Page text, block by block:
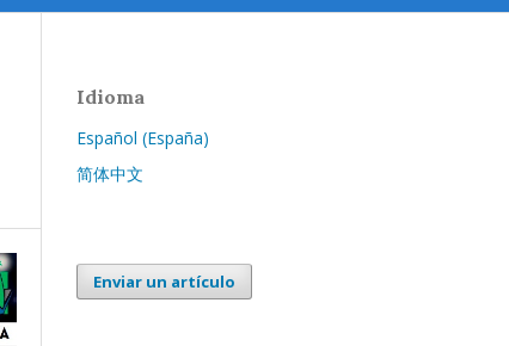
Idioma
Español (España)
简体中文
Enviar un artículo